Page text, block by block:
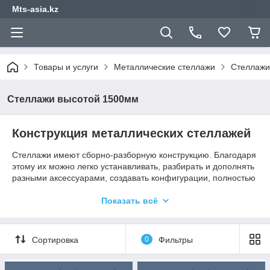
Mts-asia.kz
Товары и услуги Металлические стеллажи
Стеллажи высотой 1500мм
Конструкция металлических стеллажей
Стеллажи имеют сборно-разборную конструкцию. Благодаря
этому их можно легко устанавливать, разбирать и дополнять
разными аксессуарами, создавать конфигурации, полностью
конкретного помещения.
Возможность адаптации к параметрам архива.
Перфорированные стойки позволяют менять высоту
ярусов, подстраивая стеллаж под специфику хранимой
документации.
Показать всё
Сортировка 0 Фильтры